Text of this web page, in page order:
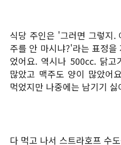
식당 주인은 '그러면 그렇지.
주를 안 마시냐?'라는 표정
었어요. 역시나 500cc. 닭고
많았고 맥주도 양이 많았어
먹었지만 나중에는 남기기
다 먹고 나서 스트라호프 수